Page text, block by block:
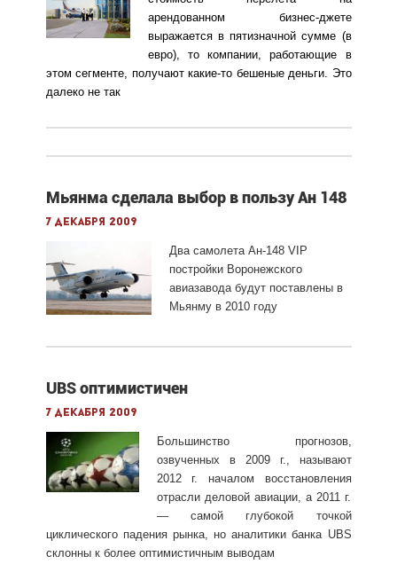
арендованном бизнес-джете
выражается в пятизначной сумме (в
евро), то компании, работающие в
этом сегменте, получают какие-то бешеные деньги. Это
далеко не так
Мьянма сделала выбор в пользу Ан 148
7 декабря 2009
Два самолета Ан-148 VIP
постройки Воронежского
авиазавода будут поставлены в
Мьянму в 2010 году
UBS оптимистичен
7 декабря 2009
Большинство прогнозов,
озвученных в 2009 г., называют
2012 г. началом восстановления
отрасли деловой авиации, а 2011 г.
— самой глубокой точкой
циклического падения рынка, но аналитики банка UBS
склонны к более оптимистичным выводам